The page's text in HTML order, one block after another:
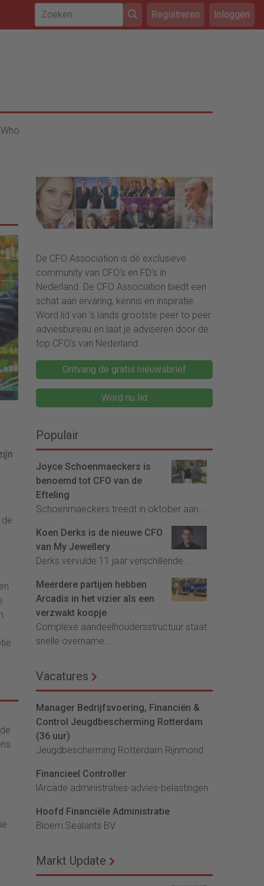
Registreren Inloggen
De CFO Association is dé exclusieve
community van CFO's en FD's in
Nederland. De CFO Association biedt een
schat aan ervaring, kennis en inspiratie.
Word lid van ‘s lands grootste peer to peer
adviesbureau en laat je adviseren door de
top CFO's van Nederland.
Ontvang de gratis nieuwsbrief
Word nu lid
Populair
Joyce Schoenmaeckers is
benoemd tot CFO van de
Efteling
Schoenmaeckers treedt in oktober aan....
Koen Derks is de nieuwe CFO
van My Jewellery
Derks vervulde 11 jaar verschillende...
Meerdere partijen hebben
Arcadis in het vizier als een
verzwakt koopje
Complexe aandeelhoudersstructuur staat
snelle overname...
Vacatures
Manager Bedrijfsvoering, Financiën &
Control Jeugdbescherming Rotterdam
(36 uur)
Jeugdbescherming Rotterdam Rijnmond
Financieel Controller
lArcade administraties-advies-belastingen
Hoofd Financiële Administratie
Bloem Sealants BV
Markt Update